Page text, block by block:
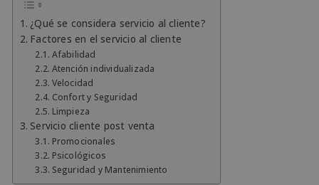
¿Qué se considera servicio al cliente?
Factores en el servicio al cliente
Afabilidad
Atención individualizada
Velocidad
Confort y Seguridad
Limpieza
Servicio cliente post venta
Promocionales
Psicológicos
Seguridad y Mantenimiento